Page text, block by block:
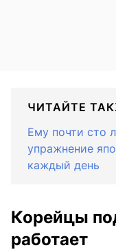
ЧИТАЙТЕ
Ему почти сто
упражнение
каждый день
Корейцы
работает